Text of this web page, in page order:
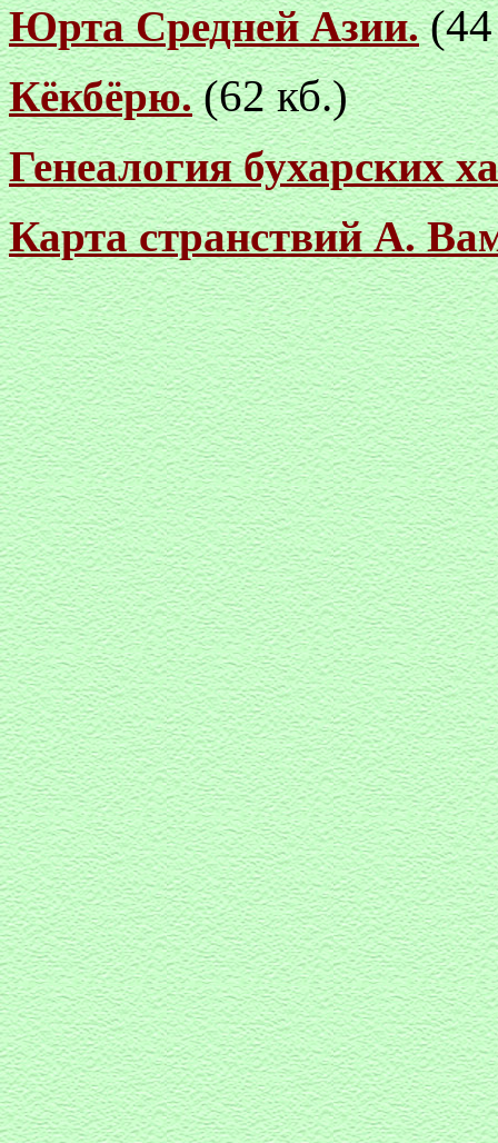
Юрта Средней Азии.
Кёкбёрю. (62 кб.)
Генеалогия бухарских
Карта странствий А.